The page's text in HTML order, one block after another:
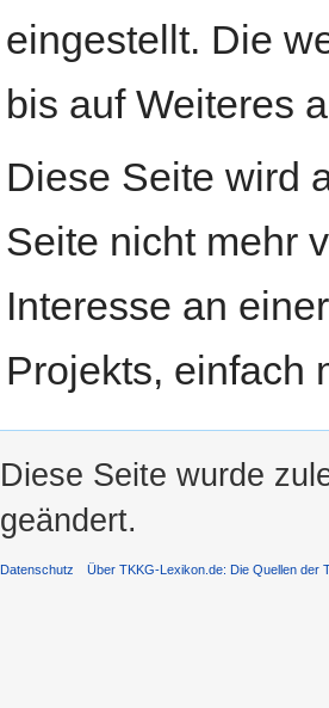
eingestellt. Die
bis auf Weiteres
Diese Seite wird
Seite nicht mehr
Interesse an
Projekts, einfach
Diese Seite wurde
geändert.
Datenschutz Über TKKG-Lexikon.de: Die Quellen der